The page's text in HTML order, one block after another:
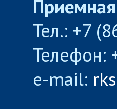
Тел.: +7
Телефон:
e-mail: